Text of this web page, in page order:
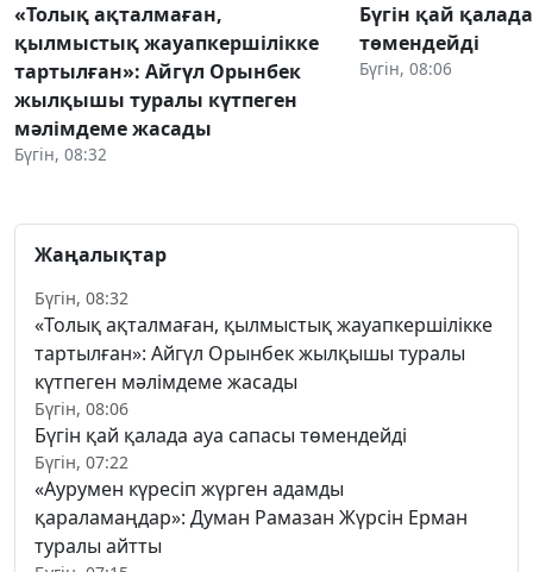
«Толық ақталмаған,
қылмыстық жауапкершілікке
тартылған»: Айгүл Орынбек
жылқышы туралы күтпеген
мәлімдеме жасады
Бүгін, 08:32
Бүгін қай
төмендейді
Бүгін, 08:06
Жаңалықтар
Бүгін, 08:32
«Толық ақталмаған, қылмыстық жауапкершілікке
тартылған»: Айгүл Орынбек жылқышы туралы
күтпеген мәлімдеме жасады
Бүгін, 08:06
Бүгін қай қалада ауа сапасы төмендейді
Бүгін, 07:22
«Аурумен күресіп жүрген адамды
қараламаңдар»: Думан Рамазан Жүрсін Ерман
туралы айтты